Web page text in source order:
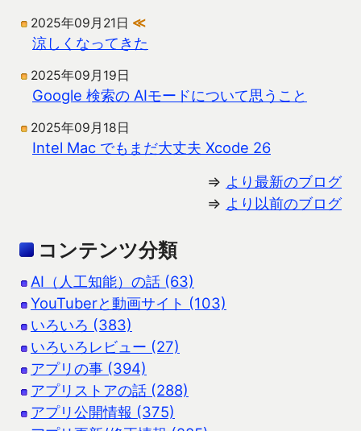
2025年09月21日 ≪
涼しくなってきた
2025年09月19日
Google 検索の AIモードについて思うこと
2025年09月18日
Intel Mac でもまだ大丈夫 Xcode 26
⇒ より最新のブログ
⇒ より以前のブログ
コンテンツ分類
AI（人工知能）の話 (63)
YouTuberと動画サイト (103)
いろいろ (383)
いろいろレビュー (27)
アプリの事 (394)
アプリストアの話 (288)
アプリ公開情報 (375)